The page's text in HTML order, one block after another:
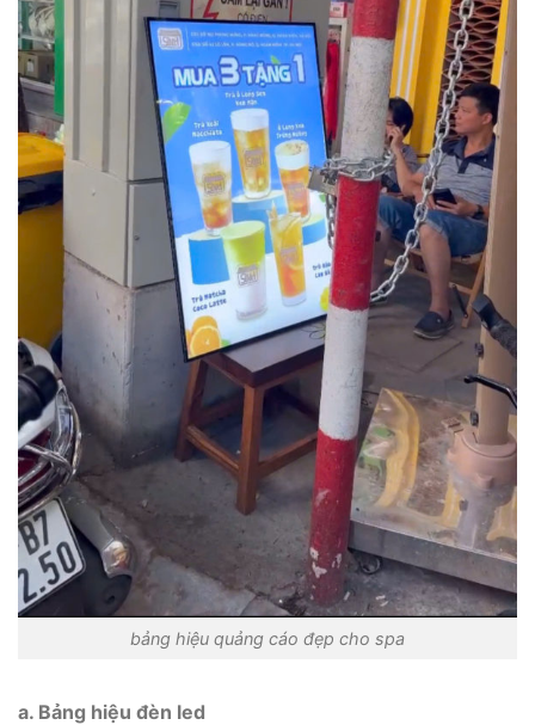
bảng hiệu quảng cáo đẹp cho spa
a. Bảng hiệu đèn led